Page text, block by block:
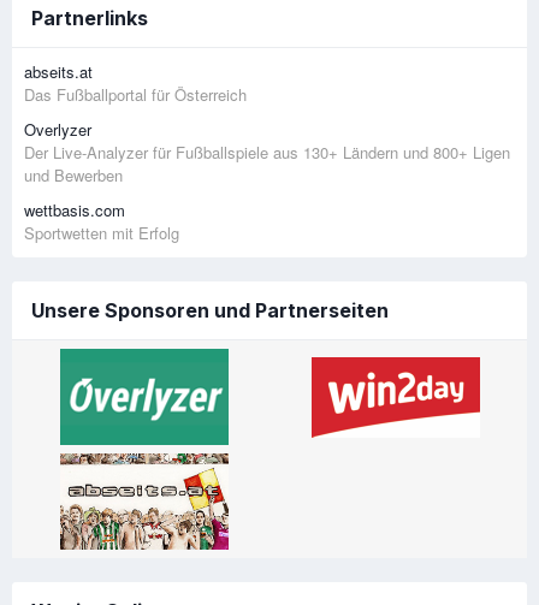
Partnerlinks
abseits.at
Das Fußballportal für Österreich
Overlyzer
Der Live-Analyzer für Fußballspiele aus 130+ Ländern und 800+ Ligen
und Bewerben
wettbasis.com
Sportwetten mit Erfolg
Unsere Sponsoren und Partnerseiten